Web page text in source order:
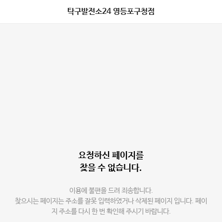
탁구발전소24 영등포구청점
요청하신 페이지를
찾을 수 없습니다.
이용에 불편을 드려 죄송합니다.
찾으시는 페이지는 주소를 잘못 입력하였거나 삭제된 페이지 입니다. 페이
지 주소를 다시 한 번 확인해 주시기 바랍니다.